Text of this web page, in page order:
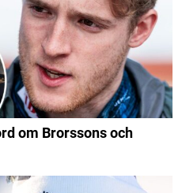
om Brorssons och